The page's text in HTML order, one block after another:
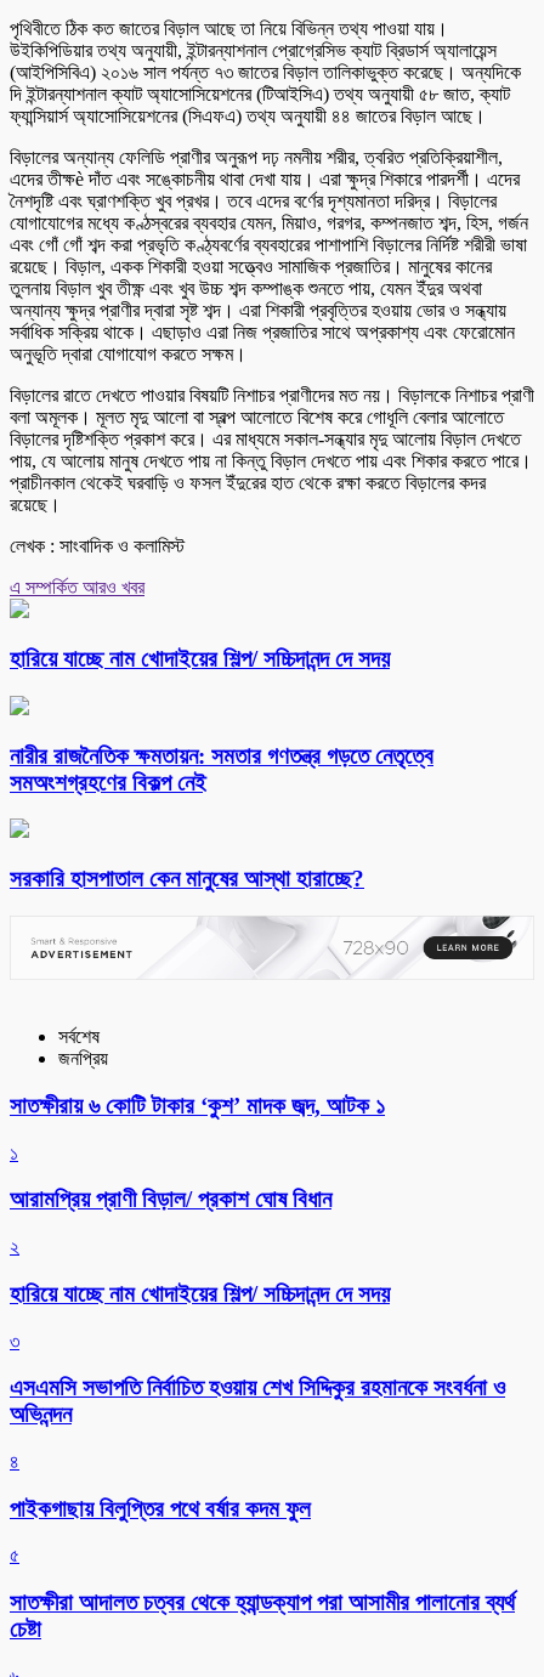
পৃথিবীতে ঠিক কত জাতের বিড়াল আছে তা নিয়ে বিভিন্ন তথ্য পাওয়া যায়।
উইকিপিডিয়ার তথ্য অনুযায়ী, ইন্টারন্যাশনাল প্রোগ্রেসিভ ক্যাট ব্রিডার্স অ্যালায়েন্স
(আইপিসিবিএ) ২০১৬ সাল পর্যন্ত ৭৩ জাতের বিড়াল তালিকাভুক্ত করেছে। অন্যদিকে
দি ইন্টারন্যাশনাল ক্যাট অ্যাসোসিয়েশনের (টিআইসিএ) তথ্য অনুযায়ী ৫৮ জাত, ক্যাট
ফ্যান্সিয়ার্স অ্যাসোসিয়েশনের (সিএফএ) তথ্য অনুযায়ী ৪৪ জাতের বিড়াল আছে।
বিড়ালের অন্যান্য ফেলিডি প্রাণীর অনুরূপ দঢ় নমনীয় শরীর, ত্বরিত প্রতিক্রিয়াশীল,
এদের তীক্ষè দাঁত এবং সঙ্কোচনীয় থাবা দেখা যায়। এরা ক্ষুদ্র শিকারে পারদর্শী। এদের
নৈশদৃষ্টি এবং ঘ্রাণশক্তি খুব প্রখর। তবে এদের বর্ণের দৃশ্যমানতা দরিদ্র। বিড়ালের
যোগাযোগের মধ্যে কণ্ঠস্বরের ব্যবহার যেমন, মিয়াও, গরগর, কম্পনজাত শব্দ, হিস, গর্জন
এবং গোঁ গোঁ শব্দ করা প্রভৃতি কণ্ঠ্যবর্ণের ব্যবহারের পাশাপাশি বিড়ালের নির্দিষ্ট শরীরী ভাষা
রয়েছে। বিড়াল, একক শিকারী হওয়া সত্ত্বেও সামাজিক প্রজাতির। মানুষের কানের
তুলনায় বিড়াল খুব তীক্ষ্ণ এবং খুব উচ্চ শব্দ কম্পাঙ্ক শুনতে পায়, যেমন ইঁদুর অথবা
অন্যান্য ক্ষুদ্র প্রাণীর দ্বারা সৃষ্ট শব্দ। এরা শিকারী প্রবৃত্তির হওয়ায় ভোর ও সন্ধ্যায়
সর্বাধিক সক্রিয় থাকে। এছাড়াও এরা নিজ প্রজাতির সাথে অপ্রকাশ্য এবং ফেরোমোন
অনুভূতি দ্বারা যোগাযোগ করতে সক্ষম।
বিড়ালের রাতে দেখতে পাওয়ার বিষয়টি নিশাচর প্রাণীদের মত নয়। বিড়ালকে নিশাচর প্রাণী
বলা অমূলক। মূলত মৃদু আলো বা স্বল্প আলোতে বিশেষ করে গোধূলি বেলার আলোতে
বিড়ালের দৃষ্টিশক্তি প্রকাশ করে। এর মাধ্যমে সকাল-সন্ধ্যার মৃদু আলোয় বিড়াল দেখতে
পায়, যে আলোয় মানুষ দেখতে পায় না কিন্তু বিড়াল দেখতে পায় এবং শিকার করতে পারে।
প্রাচীনকাল থেকেই ঘরবাড়ি ও ফসল ইঁদুরের হাত থেকে রক্ষা করতে বিড়ালের কদর
রয়েছে।
লেখক : সাংবাদিক ও কলামিস্ট
এ সম্পর্কিত আরও খবর
হারিয়ে যাচ্ছে নাম খোদাইয়ের শিল্প/ সচ্চিদানন্দ দে সদয়
নারীর রাজনৈতিক ক্ষমতায়ন: সমতার গণতন্ত্র গড়তে নেতৃত্বে
সমঅংশগ্রহণের বিকল্প নেই
সরকারি হাসপাতাল কেন মানুষের আস্থা হারাচ্ছে?
সর্বশেষ
জনপ্রিয়
সাতক্ষীরায় ৬ কোটি টাকার ‘কুশ’ মাদক জব্দ, আটক ১
১
আরামপ্রিয় প্রাণী বিড়াল/ প্রকাশ ঘোষ বিধান
২
হারিয়ে যাচ্ছে নাম খোদাইয়ের শিল্প/ সচ্চিদানন্দ দে সদয়
৩
এসএমসি সভাপতি নির্বাচিত হওয়ায় শেখ সিদ্দিকুর রহমানকে সংবর্ধনা ও
অভিনন্দন
৪
পাইকগাছায় বিলুপ্তির পথে বর্ষার কদম ফুল
৫
সাতক্ষীরা আদালত চত্বর থেকে হ্যান্ডক্যাপ পরা আসামীর পালানোর ব্যর্থ
চেষ্টা